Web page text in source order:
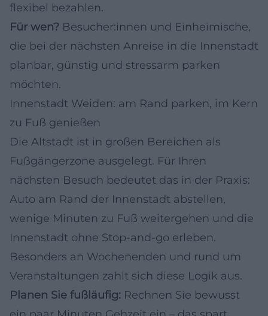
flexibel bezahlen.
Für wen? Besucher:innen und Einheimische,
die bei der nächsten Anreise in die Innenstadt
planbar, günstig und stressarm parken
möchten.
Innenstadt Weiden: am Rand parken, im Kern
zu Fuß genießen
Die Altstadt ist in großen Bereichen als
Fußgängerzone ausgelegt. Für Ihren
nächsten Besuch bedeutet das in der Praxis:
Auto am Rand der Innenstadt abstellen,
wenige Minuten zu Fuß weitergehen und die
Innenstadt ohne Stop-and-go erleben.
Besonders an Wochenenden und rund um
Veranstaltungen zahlt sich diese Logik aus.
Planen Sie fußläufig: Rechnen Sie bewusst